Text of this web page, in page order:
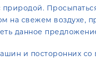
на свежем воздухе,
данное
и посторонних